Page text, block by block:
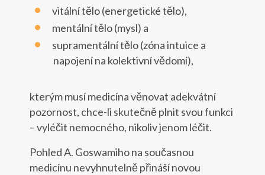
vitální tělo (energetické tělo),
mentální tělo (mysl) a
supramentální tělo (zóna intuice a
napojení na kolektivní vědomí),
kterým musí medicína věnovat adekvátní
pozornost, chce-li skutečně plnit svou funkci
– vyléčit nemocného, nikoliv jenom léčit.
Pohled A. Goswamiho na současnou
medicínu nevyhnutelně přináší novou